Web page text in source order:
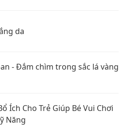
da
- Đắm chìm trong sắc lá vàng
Ích Cho Trẻ Giúp Bé Vui Chơi
Năng